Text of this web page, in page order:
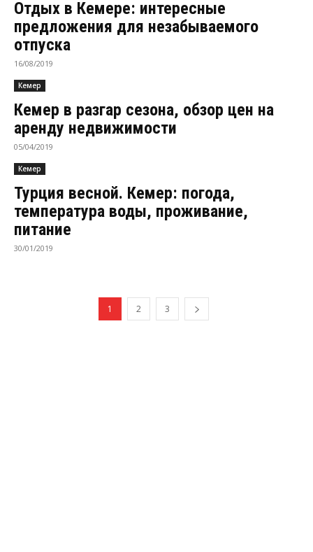
Отдых в Кемере: интересные
предложения для незабываемого
отпуска
16/08/2019
Кемер
Кемер в разгар сезона, обзор цен на
аренду недвижимости
05/04/2019
Кемер
Турция весной. Кемер: погода,
температура воды, проживание,
питание
30/01/2019
1 2 3